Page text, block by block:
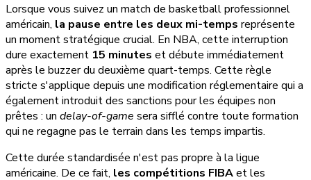
Lorsque vous suivez un match de basketball professionnel
américain, la pause entre les deux mi-temps représente
un moment stratégique crucial. En NBA, cette interruption
dure exactement 15 minutes et débute immédiatement
après le buzzer du deuxième quart-temps. Cette règle
stricte s'applique depuis une modification réglementaire qui a
également introduit des sanctions pour les équipes non
prêtes : un delay-of-game sera sifflé contre toute formation
qui ne regagne pas le terrain dans les temps impartis.
Cette durée standardisée n'est pas propre à la ligue
américaine. De ce fait, les compétitions FIBAet les